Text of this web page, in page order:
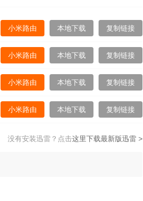
20260412游戏总集 20260419游戏总集
小米路由 本地下载 复制链接
小米路由 本地下载 复制链接
小米路由 本地下载 复制链接
小米路由 本地下载 复制链接
小米路由 本地下载 复制链接
没有安装迅雷？点击这里下载最新版迅雷 >